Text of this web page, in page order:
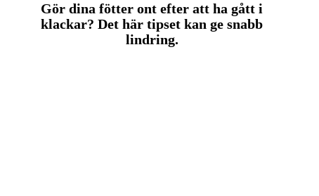
Gör dina fötter ont efter att ha gått i
klackar? Det här tipset kan ge snabb
lindring.